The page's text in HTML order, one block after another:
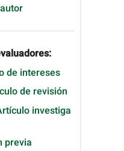
de intereses
de revisión
investiga
previa